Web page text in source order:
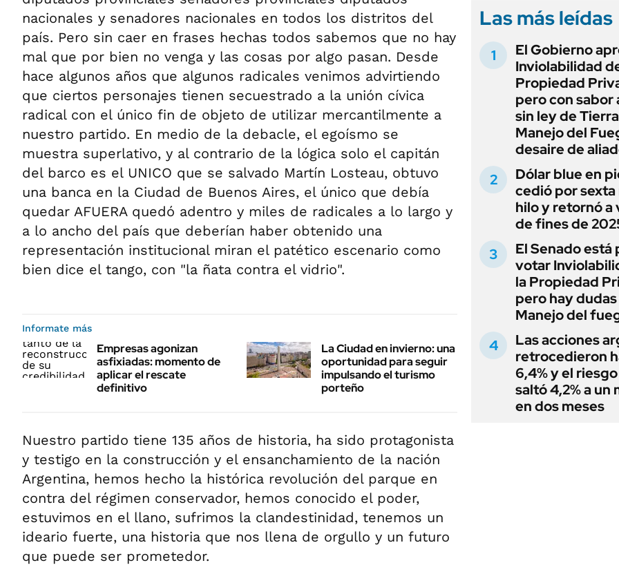
nacionales y senadores nacionales en todos los distritos del
país. Pero sin caer en frases hechas todos sabemos que no hay
mal que por bien no venga y las cosas por algo pasan. Desde
hace algunos años que algunos radicales venimos advirtiendo
que ciertos personajes tienen secuestrado a la unión cívica
radical con el único fin de objeto de utilizar mercantilmente a
nuestro partido. En medio de la debacle, el egoísmo se
muestra superlativo, y al contrario de la lógica solo el capitán
del barco es el UNICO que se salvado Martín Losteau, obtuvo
una banca en la Ciudad de Buenos Aires, el único que debía
quedar AFUERA quedó adentro y miles de radicales a lo largo y
a lo ancho del país que deberían haber obtenido una
representación institucional miran el patético escenario como
bien dice el tango, con "la ñata contra el vidrio".
Informate más
Empresas agonizan
asfixiadas: momento de
aplicar el rescate
definitivo
La Ciudad en invierno: una
oportunidad para seguir
impulsando el turismo
porteño
Nuestro partido tiene 135 años de historia, ha sido protagonista
y testigo en la construcción y el ensanchamiento de la nación
Argentina, hemos hecho la histórica revolución del parque en
contra del régimen conservador, hemos conocido el poder,
estuvimos en el llano, sufrimos la clandestinidad, tenemos un
ideario fuerte, una historia que nos llena de orgullo y un futuro
que puede ser prometedor.
Las más leídas
El Gobierno
Inviolabilidad
Propiedad
pero con sabor
sin ley de
Manejo del
desaire de
Dólar blue en
cedió por sexta
hilo y retornó a
de fines de
El Senado está
votar
la Propiedad
pero hay
Manejo del
Las acciones
retrocedieron
6,4% y el
saltó 4,2% a un
en dos meses